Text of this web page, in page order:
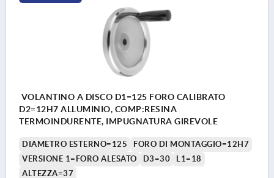
VOLANTINO A DISCO D1=125 FORO CALIBRATO
D2=12H7 ALLUMINIO, COMP:RESINA
TERMOINDURENTE, IMPUGNATURA GIREVOLE
DIAMETRO ESTERNO=125
FORO DI MONTAGGIO=12H7
VERSIONE 1=FORO ALESATO
D3=30
L1=18
ALTEZZA=37